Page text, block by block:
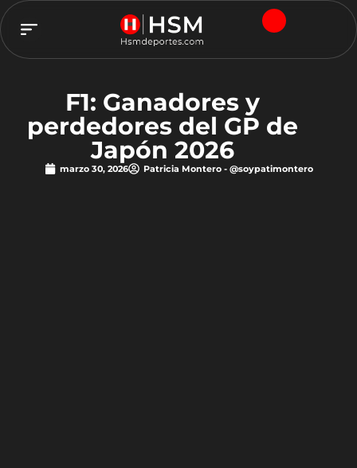
F1: Ganadores y
perdedores del GP de
Japón 2026
marzo 30, 2026 Patricia Montero - @soypatimontero